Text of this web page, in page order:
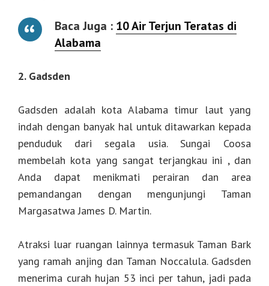
Baca Juga : 10 Air Terjun Teratas di
Alabama
2. Gadsden
Gadsden adalah kota Alabama timur laut yang
indah dengan banyak hal untuk ditawarkan kepada
penduduk dari segala usia. Sungai Coosa
membelah kota yang sangat terjangkau ini , dan
Anda dapat menikmati perairan dan area
pemandangan dengan mengunjungi Taman
Margasatwa James D. Martin.
Atraksi luar ruangan lainnya termasuk Taman Bark
yang ramah anjing dan Taman Noccalula. Gadsden
menerima curah hujan 53 inci per tahun, jadi pada